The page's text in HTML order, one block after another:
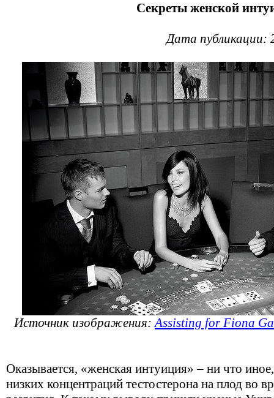
Секреты женской
Дата публикации:
Источник изображения:Assisting for Fiona
Оказывается, «женская интуиция» – ни что иное,
низких концентраций тестостерона на плод во